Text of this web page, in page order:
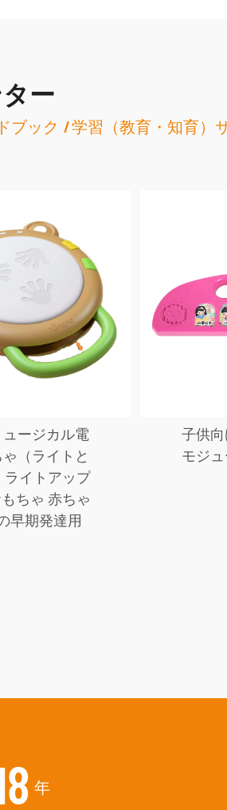
ー
ブック 学習（教育・知育）
ージカル電
（ライトと
ライトアップ
ちゃ 赤ちゃ
早期発達用
子供
モジ
年